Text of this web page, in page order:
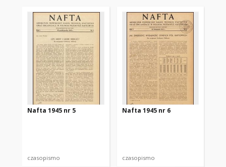
Nafta 1945 nr 5
czasopismo
Nafta 1945 nr 6
czasopismo